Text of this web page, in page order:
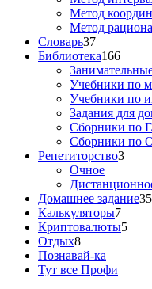
Метод
Метод
Словарь37
Библиотека166
Учебники по
Учебники по
Задания для
Сборники по
Сборники по
Репетиторство3
Очное
Домашнее задание35
Калькуляторы7
Криптовалюты5
Отдых8
Познавай-ка
Тут все Профи